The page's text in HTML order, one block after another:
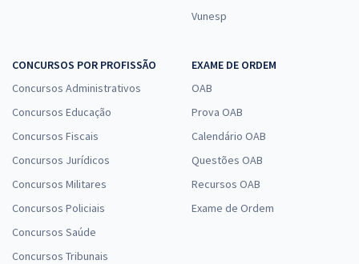
Vunesp
CONCURSOS POR PROFISSÃO
Concursos Administrativos
Concursos Educação
Concursos Fiscais
Concursos Jurídicos
Concursos Militares
Concursos Policiais
Concursos Saúde
Concursos Tribunais
EXAME DE ORDEM
OAB
Prova OAB
Calendário OAB
Questões OAB
Recursos OAB
Exame de Ordem